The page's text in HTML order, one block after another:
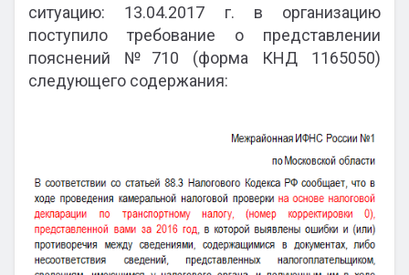
ситуацию: 13.04.2017 г. в организацию
поступило требование о представлении
пояснений №710 (форма КНД 1165050)
следующего содержания: